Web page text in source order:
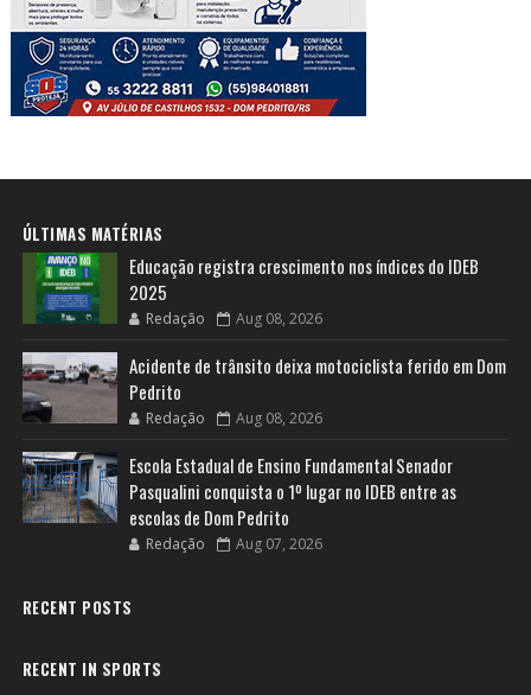
ÚLTIMAS MATÉRIAS
Educação registra crescimento nos índices do IDEB
2025
Redação Aug 08, 2026
Acidente de trânsito deixa motociclista ferido em Dom
Pedrito
Redação Aug 08, 2026
Escola Estadual de Ensino Fundamental Senador
Pasqualini conquista o 1º lugar no IDEB entre as
escolas de Dom Pedrito
Redação Aug 07, 2026
RECENT POSTS
RECENT IN SPORTS